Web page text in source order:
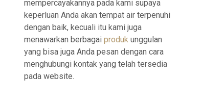
mempercayakannya pada kami supaya
keperluan Anda akan tempat air terpenuhi
dengan baik, kecuali itu kami juga
menawarkan berbagai produk unggulan
yang bisa juga Anda pesan dengan cara
menghubungi kontak yang telah tersedia
pada website.